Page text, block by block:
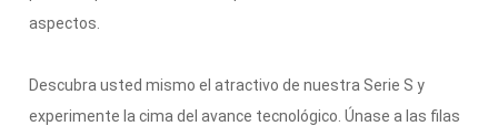
aspectos.
Descubra usted mismo el atractivo de nuestra Serie S y
experimente la cima del avance tecnológico. Únase a las filas